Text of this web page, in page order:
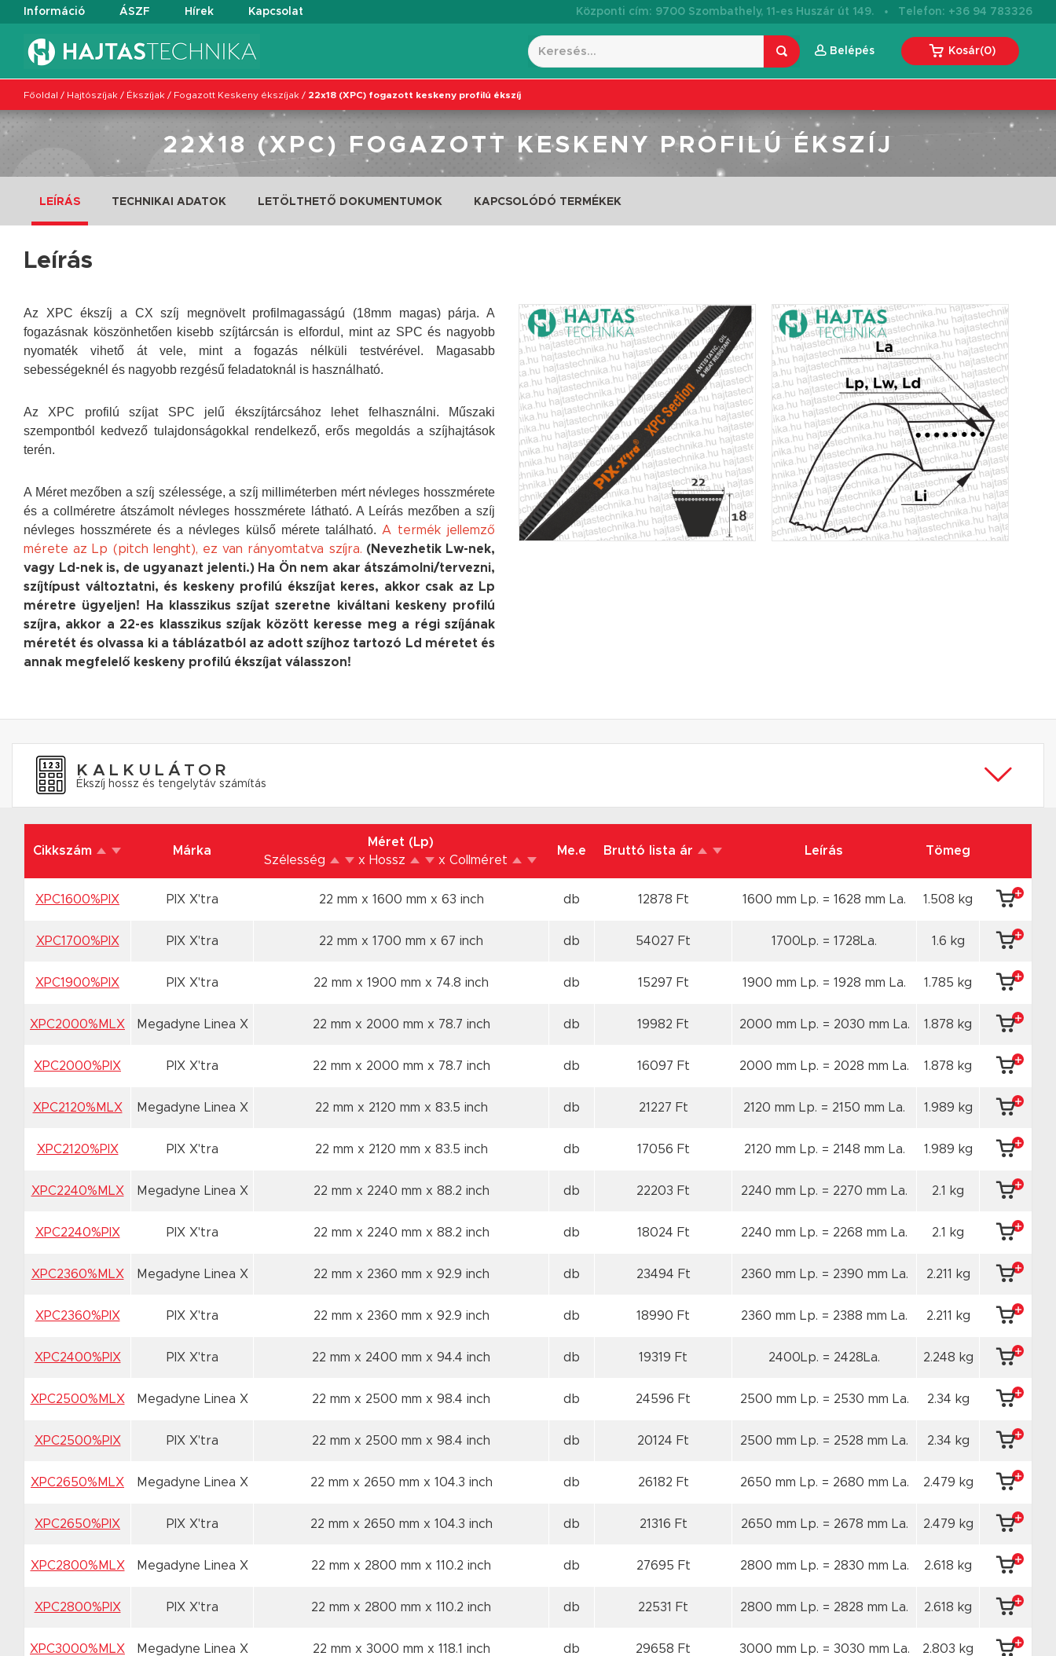
Információ ÁSZF Hírek Kapcsolat Központi cím: 9700 Szombathely, 11-es Huszár út 149. · Telefon: +36 94 783326
Belépés Kosár(0)
Főoldal / Hajtószíjak / Ékszíjak / Fogazott Keskeny ékszíjak / 22x18 (XPC) fogazott keskeny profilú ékszíj
22X18 (XPC) FOGAZOTT KESKENY PROFILÚ ÉKSZÍJ
LEÍRÁS TECHNIKAI ADATOK LETÖLTHETŐ DOKUMENTUMOK KAPCSOLÓDÓ TERMÉKEK
Leírás
Az XPC ékszíj a CX szíj megnövelt profilmagasságú (18mm magas) párja. A
fogazásnak köszönhetően kisebb szíjtárcsán is elfordul, mint az SPC és nagyobb
nyomaték vihető át vele, mint a fogazás nélküli testvérével. Magasabb
sebességeknél és nagyobb rezgésű feladatoknál is használható.
Az XPC profilú szíjat SPC jelű ékszíjtárcsához lehet felhasználni. Műszaki
szempontból kedvező tulajdonságokkal rendelkező, erős megoldás a szíjhajtások
terén.
A Méret mezőben a szíj szélessége, a szíj milliméterben mért névleges hosszmérete
és a collméretre átszámolt névleges hosszmérete látható. A Leírás mezőben a szíj
névleges hosszmérete és a névleges külső mérete található. A termék jellemző
mérete az Lp (pitch lenght), ez van rányomtatva szíjra. (Nevezhetik Lw-nek,
vagy Ld-nek is, de ugyanazt jelenti.) Ha Ön nem akar átszámolni/tervezni,
szíjtípust változtatni, és keskeny profilú ékszíjat keres, akkor csak az Lp
méretre ügyeljen! Ha klasszikus szíjat szeretne kiváltani keskeny profilú
szíjra, akkor a 22-es klasszikus szíjak között keresse meg a régi szíjának
méretét és olvassa ki a táblázatból az adott szíjhoz tartozó Ld méretet és
annak megfelelő keskeny profilú ékszíjat válasszon!
KALKULÁTOR
Ékszíj hossz és tengelytáv számítás
Cikkszám Márka
Méret (Lp)
Szélesség
x Hossz x Collméret
Me.e Bruttó lista ár Leírás Tömeg
XPC1600%PIX PIX X'tra 22 mm x 1600 mm x 63 inch db 12878 Ft 1600 mm Lp. = 1628 mm La. 1.508 kg
XPC1700%PIX PIX X'tra 22 mm x 1700 mm x 67 inch db 54027 Ft 1700Lp. = 1728La. 1.6 kg
XPC1900%PIX PIX X'tra 22 mm x 1900 mm x 74.8 inch db 15297 Ft 1900 mm Lp. = 1928 mm La. 1.785 kg
XPC2000%MLX Megadyne Linea X 22 mm x 2000 mm x 78.7 inch db 19982 Ft 2000 mm Lp. = 2030 mm La. 1.878 kg
XPC2000%PIX PIX X'tra 22 mm x 2000 mm x 78.7 inch db 16097 Ft 2000 mm Lp. = 2028 mm La. 1.878 kg
XPC2120%MLX Megadyne Linea X 22 mm x 2120 mm x 83.5 inch db 21227 Ft 2120 mm Lp. = 2150 mm La. 1.989 kg
XPC2120%PIX PIX X'tra 22 mm x 2120 mm x 83.5 inch db 17056 Ft 2120 mm Lp. = 2148 mm La. 1.989 kg
XPC2240%MLX Megadyne Linea X 22 mm x 2240 mm x 88.2 inch db 22203 Ft 2240 mm Lp. = 2270 mm La. 2.1 kg
XPC2240%PIX PIX X'tra 22 mm x 2240 mm x 88.2 inch db 18024 Ft 2240 mm Lp. = 2268 mm La. 2.1 kg
XPC2360%MLX Megadyne Linea X 22 mm x 2360 mm x 92.9 inch db 23494 Ft 2360 mm Lp. = 2390 mm La. 2.211 kg
XPC2360%PIX PIX X'tra 22 mm x 2360 mm x 92.9 inch db 18990 Ft 2360 mm Lp. = 2388 mm La. 2.211 kg
XPC2400%PIX PIX X'tra 22 mm x 2400 mm x 94.4 inch db 19319 Ft 2400Lp. = 2428La. 2.248 kg
XPC2500%MLX Megadyne Linea X 22 mm x 2500 mm x 98.4 inch db 24596 Ft 2500 mm Lp. = 2530 mm La. 2.34 kg
XPC2500%PIX PIX X'tra 22 mm x 2500 mm x 98.4 inch db 20124 Ft 2500 mm Lp. = 2528 mm La. 2.34 kg
XPC2650%MLX Megadyne Linea X 22 mm x 2650 mm x 104.3 inch db 26182 Ft 2650 mm Lp. = 2680 mm La. 2.479 kg
XPC2650%PIX PIX X'tra 22 mm x 2650 mm x 104.3 inch db 21316 Ft 2650 mm Lp. = 2678 mm La. 2.479 kg
XPC2800%MLX Megadyne Linea X 22 mm x 2800 mm x 110.2 inch db 27695 Ft 2800 mm Lp. = 2830 mm La. 2.618 kg
XPC2800%PIX PIX X'tra 22 mm x 2800 mm x 110.2 inch db 22531 Ft 2800 mm Lp. = 2828 mm La. 2.618 kg
XPC3000%MLX Megadyne Linea X 22 mm x 3000 mm x 118.1 inch db 29658 Ft 3000 mm Lp. = 3030 mm La. 2.803 kg